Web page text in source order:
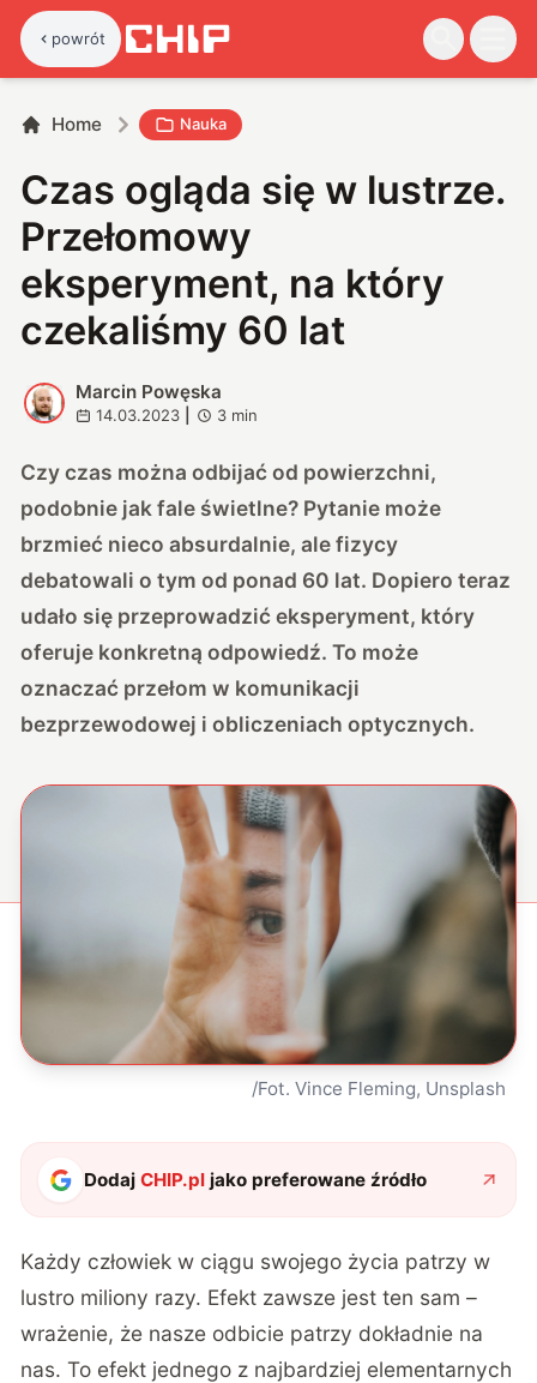
powrót
Home Nauka
Czas ogląda się w lustrze.
Przełomowy
eksperyment, na który
czekaliśmy 60 lat
M
Marcin Powęska
14.03.2023 3 min
Czy czas można odbijać od powierzchni,
podobnie jak fale świetlne? Pytanie może
brzmieć nieco absurdalnie, ale fizycy
debatowali o tym od ponad 60 lat. Dopiero teraz
udało się przeprowadzić eksperyment, który
oferuje konkretną odpowiedź. To może
oznaczać przełom w komunikacji
bezprzewodowej i obliczeniach optycznych.
/Fot. Vince Fleming, Unsplash
DodajCHIP.pl jako preferowane źródło
Każdy człowiek w ciągu swojego życia patrzy w
lustro miliony razy. Efekt zawsze jest ten sam –
wrażenie, że nasze odbicie patrzy dokładnie na
nas. To efekt jednego z najbardziej elementarnych